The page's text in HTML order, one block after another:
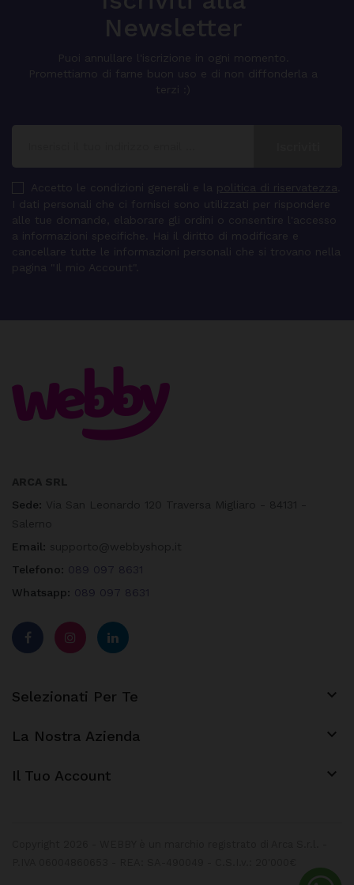
Newsletter
Puoi annullare l'iscrizione in ogni momento.
Promettiamo di farne buon uso e di non diffonderla a
terzi :)
Accetto le condizioni generali e la politica di riservatezza
I dati personali che ci fornisci sono utilizzati per rispondere
alle tue domande, elaborare gli ordini o consentire l'accesso
a informazioni specifiche. Hai il diritto di modificare e
cancellare tutte le informazioni personali che si trovano nella
pagina "Il mio Account".
Sede:
Email:
Telefono: 089 097 8631
Whatsapp: 089 097 8631
Selezionati Per Te 
La Nostra Azienda 
Il Tuo Account keyboard_arrow_down